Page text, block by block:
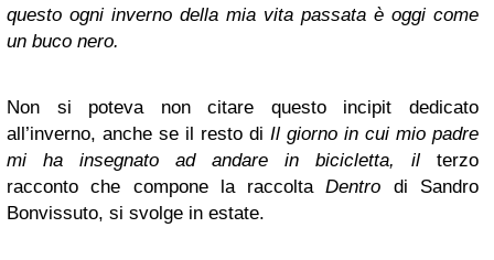
questo ogni inverno della mia vita passata è oggi come
un buco nero.
Non si poteva non citare questo incipit dedicato
all’inverno, anche se il resto di Il giorno in cui mio padre
mi ha insegnato ad andare in bicicletta, il terzo
racconto che compone la raccoltaDentro di Sandro
Bonvissuto, si svolge in estate.